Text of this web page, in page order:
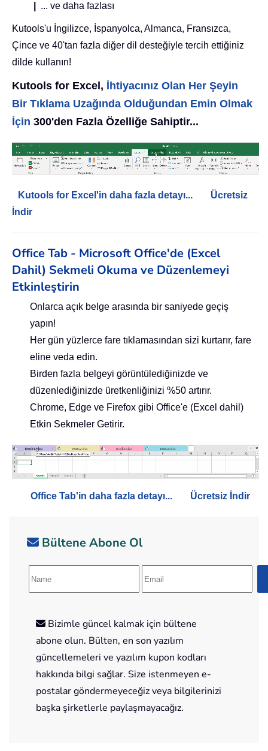
... ve daha fazlası
Kutools'u İngilizce, İspanyolca, Almanca, Fransızca,
Çince ve 40'tan fazla diğer dil desteğiyle tercih ettiğiniz
dilde kullanın!
Kutools for Excel, İhtiyacınız Olan Her Şeyin
Bir Tıklama Uzağında Olduğundan Emin Olmak
İçin 300'den Fazla Özelliğe Sahiptir...
Kutools for Excel'in daha fazla detayı...
Ücretsiz
İndir
Office Tab - Microsoft Office'de (Excel
Dahil) Sekmeli Okuma ve Düzenlemeyi
Etkinleştirin
Onlarca açık belge arasında bir saniyede geçiş
yapın!
Her gün yüzlerce fare tıklamasından sizi kurtarır, fare
eline veda edin.
Birden fazla belgeyi görüntülediğinizde ve
düzenlediğinizde üretkenliğinizi %50 artırır.
Chrome, Edge ve Firefox gibi Office'e (Excel dahil)
Etkin Sekmeler Getirir.
Office Tab'in daha fazla detayı... Ücretsiz İndir
Bültene Abone Ol
Bizimle güncel kalmak için bültene
abone olun. Bülten, en son yazılım
güncellemeleri ve yazılım kupon kodları
hakkında bilgi sağlar. Size istenmeyen e-
postalar göndermeyeceğiz veya bilgilerinizi
başka şirketlerle paylaşmayacağız.